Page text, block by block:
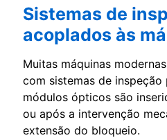
Sistemas de
acoplados às
Muitas máquinas
com sistemas de inspeção
módulos ópticos são
ou após a intervenção
extensão do bloqueio.